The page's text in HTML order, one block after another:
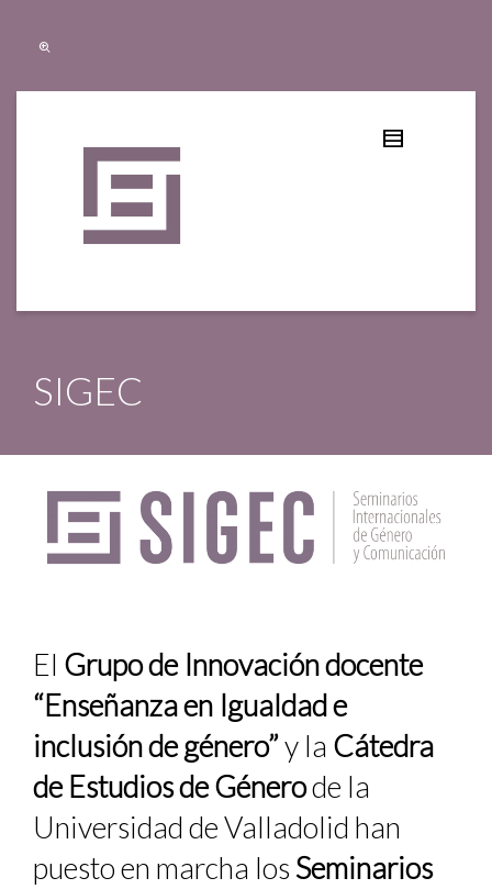
SIGEC
El Grupo de Innovación docente
“Enseñanza en Igualdad e
inclusión de género”y la Cátedra
de Estudios de Génerode la
Universidad de Valladolid han
puesto en marcha los Seminarios